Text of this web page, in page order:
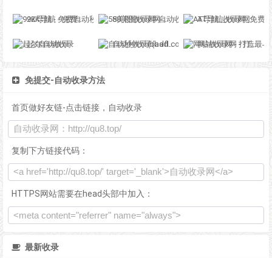
92K导航 - 免费自动秒收录网址导航 58美图收录网-自动收录网站-流量交换-自动链 AT导航_收录网_免费收录网站_自动收录网_秒收录
起尔自动收录 自动秒收录(badfl.com) - 全自动秒收录网 网站收录网 - 打造最与众不同的站点收录网
免提交-自动收录方法
首页做好友链-点击链接，自动收录
复制下方链接代码：
HTTPS网站需要在head头部中加入：
最新收录